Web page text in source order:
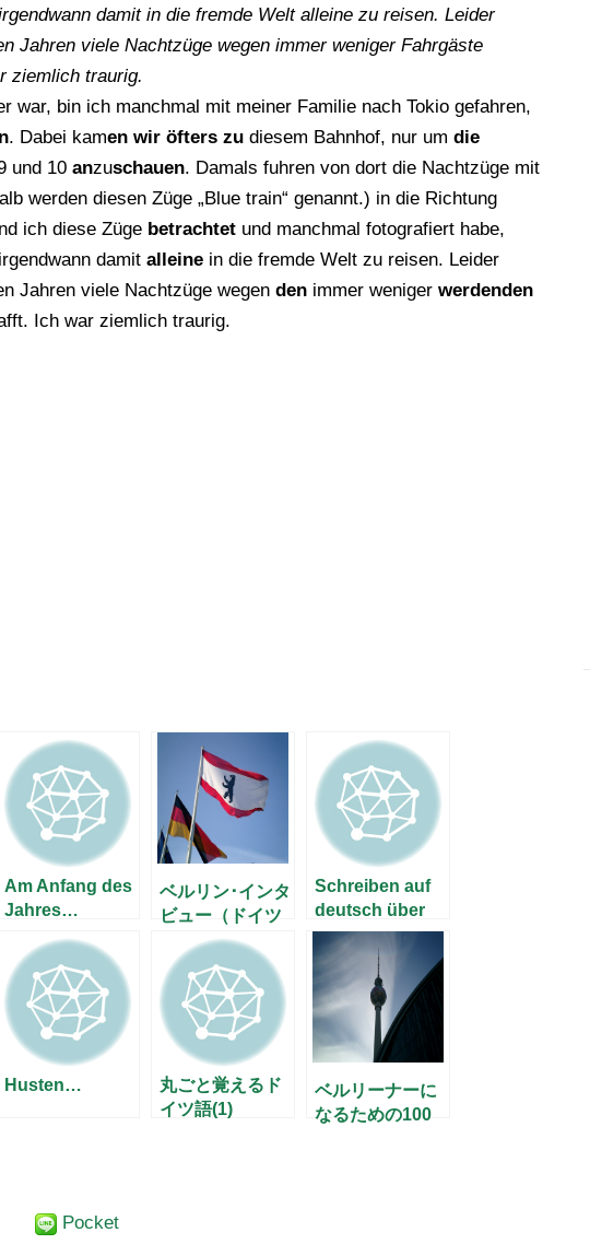
damit in die fremde Welt alleine zu reisen. Leider
Jahren viele Nachtzüge wegen immer weniger Fahrgäste
ziemlich traurig.
war, bin ich manchmal mit meiner Familie nach Tokio gefahren,
. Dabei kamen wir öfters zu diesem Bahnhof, nur um die
und 10 anzuschauen. Damals fuhren von dort die Nachtzüge mit
werden diesen Züge „Blue train“ genannt.) in die Richtung
ich diese Züge betrachtet und manchmal fotografiert habe,
damit alleine in die fremde Welt zu reisen. Leider
Jahren viele Nachtzüge wegen den immer weniger werdenden
Ich war ziemlich traurig.
Am Anfang des
Jahres…
ベルリン･インタ
ビュー（ドイツ
語版から先に）
Schreiben auf
deutsch über
Japan
Husten…
丸ごと覚えるド
イツ語(1)
ベルリーナーに
なるための100
Pocket